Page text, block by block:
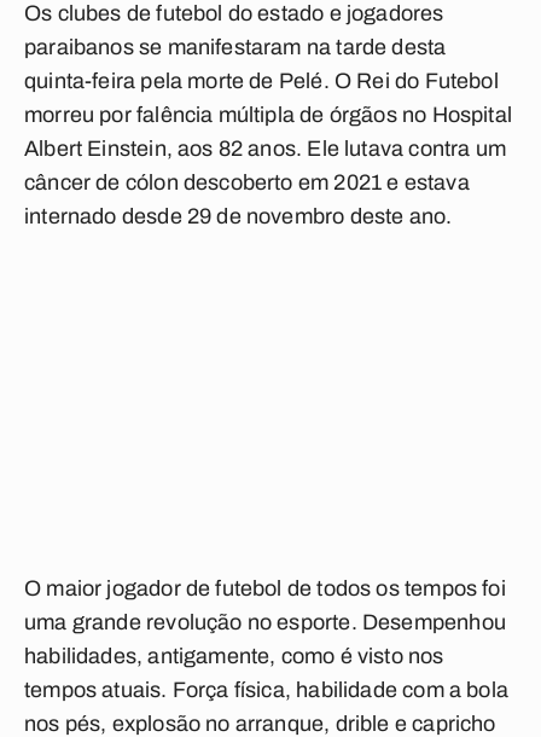
Os clubes de futebol do estado e jogadores
paraibanos se manifestaram na tarde desta
quinta-feira pela morte de Pelé. O Rei do Futebol
morreu por falência múltipla de órgãos no Hospital
Albert Einstein, aos 82 anos. Ele lutava contra um
câncer de cólon descoberto em 2021 e estava
internado desde 29 de novembro deste ano.
O maior jogador de futebol de todos os tempos foi
uma grande revolução no esporte. Desempenhou
habilidades, antigamente, como é visto nos
tempos atuais. Força física, habilidade com a bola
nos pés, explosão no arranque, drible e capricho